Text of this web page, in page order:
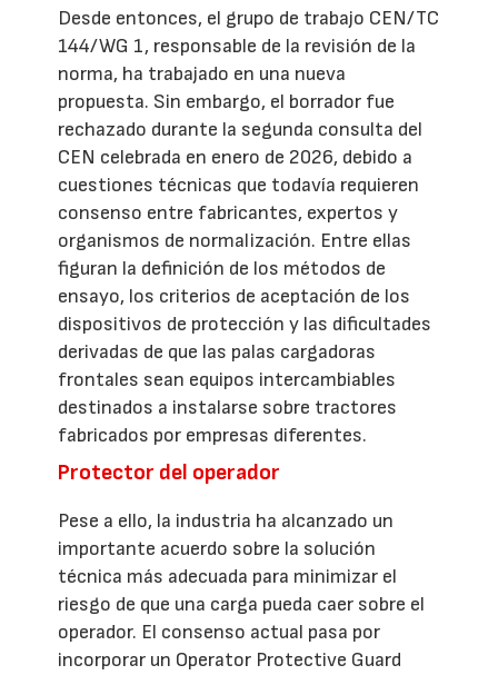
Desde entonces, el grupo de trabajo CEN/TC
144/WG 1, responsable de la revisión de la
norma, ha trabajado en una nueva
propuesta. Sin embargo, el borrador fue
rechazado durante la segunda consulta del
CEN celebrada en enero de 2026, debido a
cuestiones técnicas que todavía requieren
consenso entre fabricantes, expertos y
organismos de normalización. Entre ellas
figuran la definición de los métodos de
ensayo, los criterios de aceptación de los
dispositivos de protección y las dificultades
derivadas de que las palas cargadoras
frontales sean equipos intercambiables
destinados a instalarse sobre tractores
fabricados por empresas diferentes.
Protector del operador
Pese a ello, la industria ha alcanzado un
importante acuerdo sobre la solución
técnica más adecuada para minimizar el
riesgo de que una carga pueda caer sobre el
operador. El consenso actual pasa por
incorporar un Operator Protective Guard